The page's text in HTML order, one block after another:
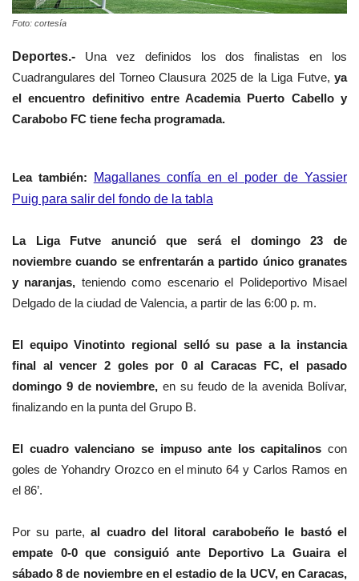
Foto: cortesía
Deportes.- Una vez definidos los dos finalistas en los
Cuadrangulares del Torneo Clausura 2025 de la Liga Futve, ya
el encuentro definitivo entre Academia Puerto Cabello y
Carabobo FC tiene fecha programada.
Lea también:
Magallanes confía en el poder de Yassier
Puig para salir del fondo de la tabla
La Liga Futve anunció que será el domingo 23 de
noviembre cuando se enfrentarán a partido único granates
y naranjas, teniendo como escenario el Polideportivo Misael
Delgado de la ciudad de Valencia, a partir de las 6:00 p. m.
El equipo Vinotinto regional selló su pase a la instancia
final al vencer 2 goles por 0 al Caracas FC, el pasado
domingo 9 de noviembre, en su feudo de la avenida Bolívar,
finalizando en la punta del Grupo B.
El cuadro valenciano se impuso ante los capitalinos con
goles de Yohandry Orozco en el minuto 64 y Carlos Ramos en
el 86’.
Por su parte,al cuadro del litoral carabobeño le bastó el
empate 0-0 que consiguió ante Deportivo La Guaira el
sábado 8 de noviembre en el estadio de la UCV, en Caracas,